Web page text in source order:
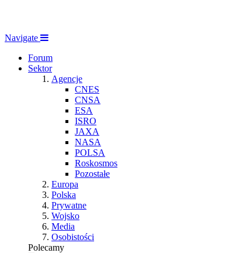
Navigate
Forum
Sektor
Agencje
CNES
CNSA
ESA
ISRO
JAXA
NASA
POLSA
Roskosmos
Pozostałe
Europa
Polska
Prywatne
Wojsko
Media
Osobistości
Polecamy